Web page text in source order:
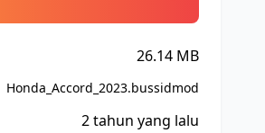
26.14 MB
Honda_Accord_2023.bussidmod
2 tahun yang lalu